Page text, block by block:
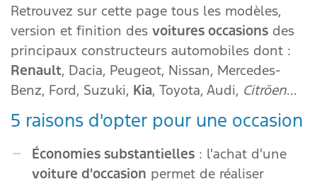
Retrouvez sur cette page tous les modèles,
version et finition des voitures occasions des
principaux constructeurs automobiles dont :
Renault, Dacia, Peugeot, Nissan, Mercedes-
Benz, Ford, Suzuki, Kia, Toyota, Audi, Citröen...
5 raisons d'opter pour une occasion
Économies substantielles : l'achat d'une
voiture d'occasion permet de réaliser